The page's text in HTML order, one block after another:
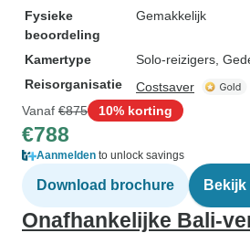
Fysieke
beoordeling
Gemakkelijk
Kamertype
Solo-reizigers,
Reisorganisatie
Costsaver
Vanaf €875 10% korting
€788
Aanmelden to unlock savings
Download brochure Bekijk
Onafhankelijke Bali-